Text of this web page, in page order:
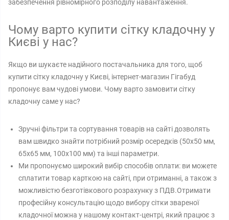
забезпечення рівномірного розподілу навантаження.
Чому варто купити сітку кладочну у
Києві у нас?
Якщо ви шукаєте надійного постачальника для того, щоб
купити сітку кладочну у Києві, інтернет-магазин Гігабуд
пропонує вам чудові умови. Чому варто замовити сітку
кладочну саме у нас?
Зручні фільтри та сортування товарів на сайті дозволять
вам швидко знайти потрібний розмір осередків (50х50 мм,
65х65 мм, 100х100 мм) та інші параметри.
Ми пропонуємо широкий вибір способів оплати: ви можете
сплатити товар карткою на сайті, при отриманні, а також з
можливістю безготівкового розрахунку з ПДВ.Отримати
професійну консультацію щодо вибору сітки звареної
кладочної можна у нашому контакт-центрі, який працює з